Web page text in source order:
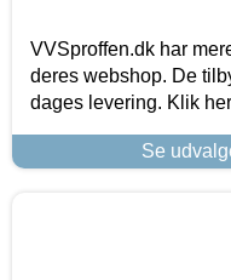
VVSproffen.dk har
deres webshop. De
dages levering. Klik
Se